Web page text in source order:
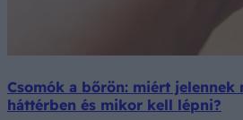
Csomók a bőrön: miért jelennek
háttérben és mikor kell lépni?